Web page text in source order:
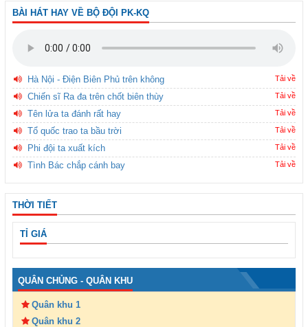
BÀI HÁT HAY VỀ BỘ ĐỘI PK-KQ
Hà Nội - Điện Biên Phủ trên không Tải về
Chiến sĩ Ra đa trên chốt biên thùy Tải về
Tên lửa ta đánh rất hay Tải về
Tổ quốc trao ta bầu trời Tải về
Phi đội ta xuất kích Tải về
Tình Bác chắp cánh bay Tải về
THỜI TIẾT
TỈ GIÁ
QUÂN CHỦNG - QUÂN KHU
Quân khu 1
Quân khu 2